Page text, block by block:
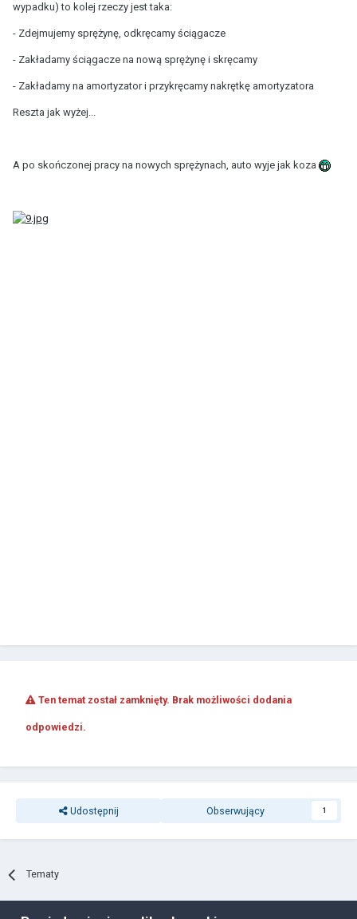
wypadku) to kolej rzeczy jest taka:
- Zdejmujemy sprężynę, odkręcamy ściągacze
- Zakładamy ściągacze na nową sprężynę i skręcamy
- Zakładamy na amortyzator i przykręcamy nakrętkę amortyzatora
Reszta jak wyżej...
A po skończonej pracy na nowych sprężynach, auto wyje jak koza
Ten temat został zamknięty. Brak możliwości dodania
odpowiedzi.
Udostępnij Obserwujący 1
Tematy